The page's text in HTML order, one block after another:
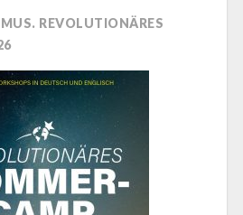
REVOLUTIONÄRES